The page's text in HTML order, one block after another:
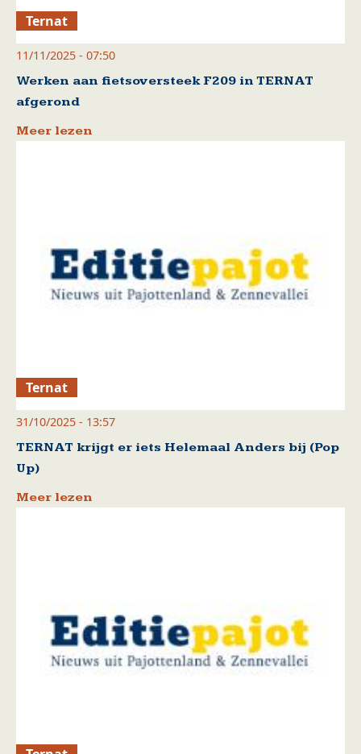
Ternat
11/11/2025 - 07:50
Werken aan fietsoversteek F209 in TERNAT
afgerond
Meer lezen
Ternat
31/10/2025 - 13:57
TERNAT krijgt er iets Helemaal Anders bij (Pop
Up)
Meer lezen